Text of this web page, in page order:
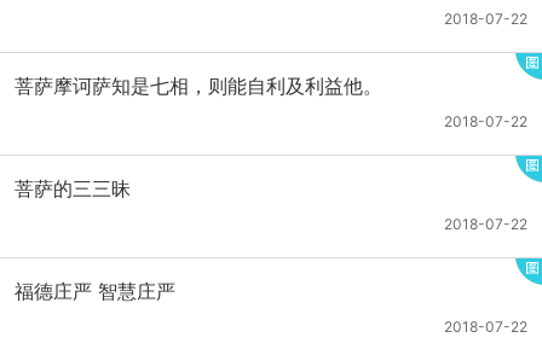
2018-07-22
菩萨摩诃萨知是七相，则能自利及利益他。
2018-07-22
菩萨的三三昧
2018-07-22
福德庄严 智慧庄严
2018-07-22